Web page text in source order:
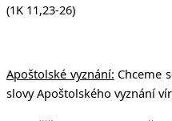
(1K 11,23-26)
Apoštolské vyznání: Chceme
slovy Apoštolského vyznání